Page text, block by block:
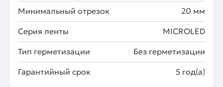
Минимальный отрезок 20 мм
Серия ленты MICROLED
Тип герметизации Без герметизации
Гарантийный срок 5 год(а)